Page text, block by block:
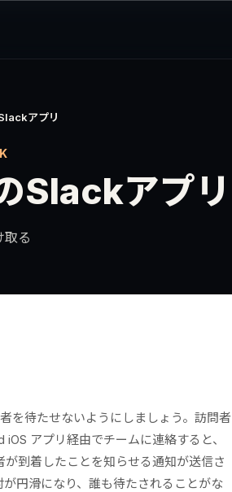
アプリ
Slackアプリ
取る
を待たせないようにしましょう。訪問者
アプリ経由でチームに連絡すると、
到着したことを知らせる通知が送信さ
円滑になり、誰も待たされることがな